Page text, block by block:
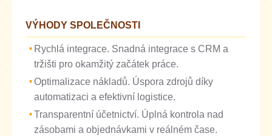
VÝHODY SPOLEČNOSTI
Rychlá integrace. Snadná integrace s CRM a
tržišti pro okamžitý začátek práce.
Optimalizace nákladů. Úspora zdrojů díky
automatizaci a efektivní logistice.
Transparentní účetnictví. Úplná kontrola nad
zásobami a objednávkami v reálném čase.